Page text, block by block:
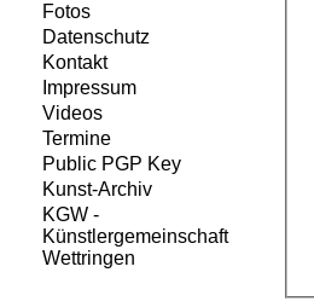
Fotos
Datenschutz
Kontakt
Impressum
Videos
Termine
Public PGP Key
Kunst-Archiv
KGW -
Künstlergemeinschaft
Wettringen